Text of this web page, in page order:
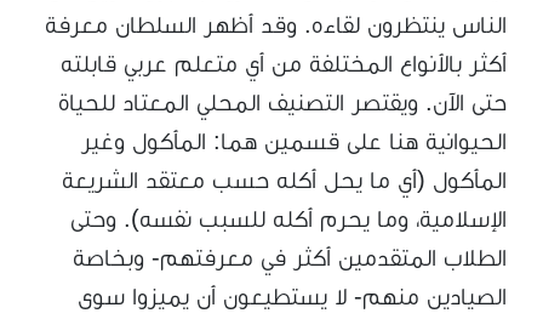
الناس ينتظرون لقاءه. وقد أظهر السلطان معرفة
أكثر بالأنواع المختلفة من أي متعلم عربي قابلته
حتى الآن. ويقتصر التصنيف المحلي المعتاد للحياة
الحيوانية هنا على قسمين هما: المأكول وغير
المأكول (أي ما يحل أكله حسب معتقد الشريعة
الإسلامية، وما يحرم أكله للسبب نفسه). وحتى
الطلاب المتقدمين أكثر في معرفتهم- وبخاصة
الصيادين منهم- لا يستطيعون أن يميزوا سوى